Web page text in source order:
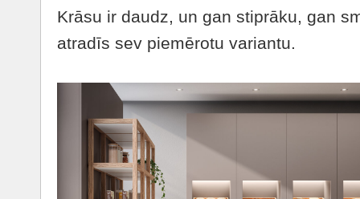
Krāsu ir daudz, un gan stiprāku, gan
atradīs sev piemērotu variantu.